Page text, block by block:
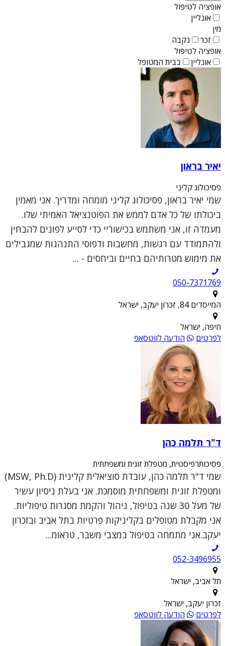
אופציה לטיפול
אונליין
מין
זכר
נקבה
אופציה לטיפול
אונליין
בבית המטופל
יאיר בראון
פסיכולוג קליני
שמי יאיר בראון, פסיכולוג קליני מומחה ומדריך. אני מאמין
ביכולתו של כל אדם לממש את הפוטנציאל האמיתי שלו.
מעמדה זו, אני משתמש בכישוריי כדי לסייע לפונים להבחין
ולהתמודד עם רגשות, מחשבות ודפוסי התנהגות שמגבילים
את מימוש מטרותיהם בחיים וביחסים - ...
050-7371769
המייסדים 84, זכרון יעקב, ישראל
חיפה, ישראל
לפרטים
הודעה לווטסאפ
ד"ר תלמה כהן
פסיכותרפיסטית, מטפלת זוגית ומשפחתית
שמי ד"ר תלמה כהן, עובדת סוציאלית קלינית (MSW, Ph.D)
ומטפלת זוגית ומשפחתית מוסמכת. אני בעלת ניסיון עשיר
של מעל 30 שנה בטיפול, ניהול והקמת מסגרות טיפוליות.
אני מקבלת מטופלים בקליניקות פרטיות בתל אביב ובזכרון
יעקב.אני מתמחה בטיפול במצבי משבר, טראומ...
052-3496955
תל אביב, ישראל
זכרון יעקב, ישראל
לפרטים
הודעה לווטסאפ